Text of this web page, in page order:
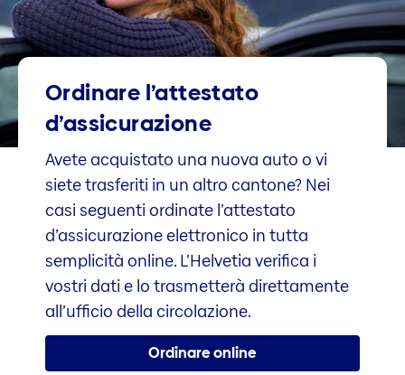
Ordinare l’attestato
d’assicurazione
Avete acquistato una nuova auto o vi
siete trasferiti in un altro cantone? Nei
casi seguenti ordinate l’attestato
d’assicurazione elettronico in tutta
semplicità online. L’Helvetia verifica i
vostri dati e lo trasmetterà direttamente
all’ufficio della circolazione.
Ordinare online